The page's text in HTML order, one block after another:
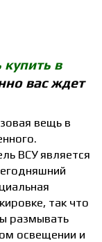
купить в
вас ждет
вещь в
ВСУ является
так что
размывать
освещении и